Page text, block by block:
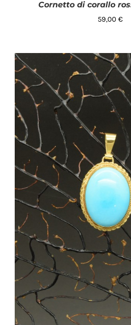
Valutato
5.00su 5
AGGIUNGI AL CARRELLO
Cornetto di corallo
59,00 €